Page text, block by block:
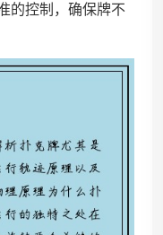
的控制，确保牌不